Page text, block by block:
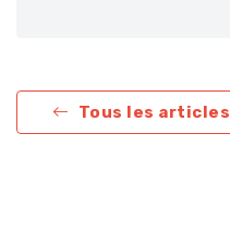
Tous les articles